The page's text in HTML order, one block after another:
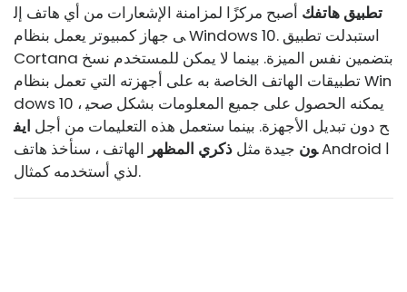
تطبيق هاتفك أصبح مركزًا لمزامنة الإشعارات من أي هاتف إل
ى جهاز كمبيوتر يعمل بنظام Windows 10. استبدلت تطبيق
Cortana بتضمين نفس الميزة. بينما لا يمكن للمستخدم نسخ
تطبيقات الهاتف الخاصة به على أجهزته التي تعمل بنظام Win
dows 10 ، يمكنه الحصول على جميع المعلومات بشكل صحي
ح دون تبديل الأجهزة. بينما ستعمل هذه التعليمات من أجل ايف
ون جيدة مثل ذكري المظهر الهاتف ، سنأخذ هاتف Android ا
لذي أستخدمه كمثال.